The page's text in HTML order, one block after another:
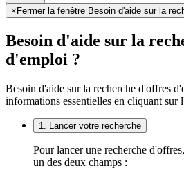
× Fermer la fenêtre Besoin d'aide sur la
Besoin d'aide sur la
d'emploi ?
Besoin d'aide sur la recherche d'offres
informations essentielles en cliquant sur
1. Lancer votre recherche
Pour lancer une recherche
un des deux champs :